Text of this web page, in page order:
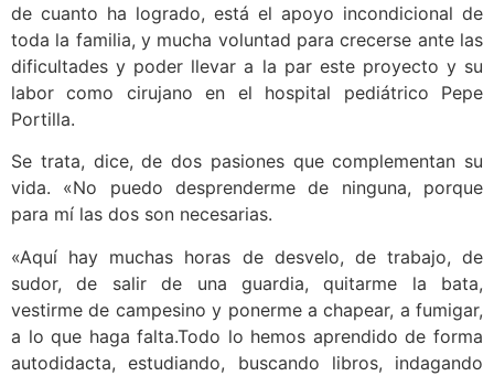
de cuanto ha logrado, está el apoyo incondicional de
toda la familia, y mucha voluntad para crecerse ante las
dificultades y poder llevar a la par este proyecto y su
labor como cirujano en el hospital pediátrico Pepe
Portilla.
Se trata, dice, de dos pasiones que complementan su
vida. «No puedo desprenderme de ninguna, porque
para mí las dos son necesarias.
«Aquí hay muchas horas de desvelo, de trabajo, de
sudor, de salir de una guardia, quitarme la bata,
vestirme de campesino y ponerme a chapear, a fumigar,
a lo que haga falta.Todo lo hemos aprendido de forma
autodidacta, estudiando, buscando libros, indagando